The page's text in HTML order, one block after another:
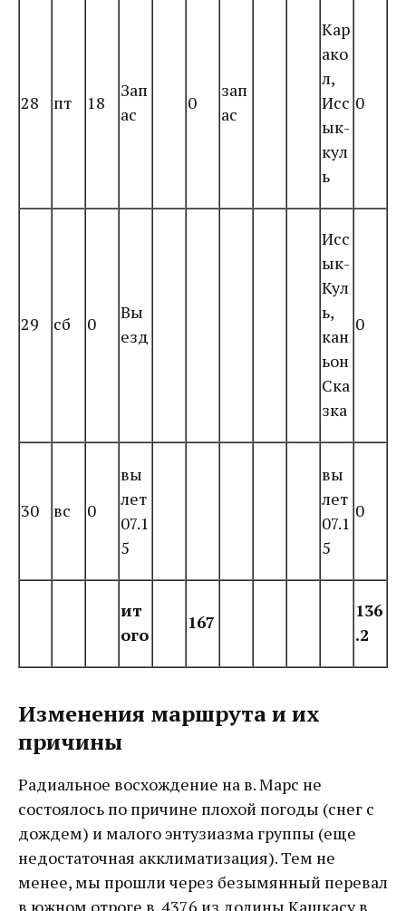
28 пт 18
Зап
ас
0
зап
ас
Кар
ако
л,
Исс
ык-
кул
ь
0
29 сб 0
Вы
езд
Исс
ык-
Кул
ь,
кан
ьон
Ска
зка
0
30 вс 0
вы
лет
07.1
5
вы
лет
07.1
5
0
ит
ого
167
136
.2
Изменения маршрута и их
причины
Радиальное восхождение на в. Марс не
состоялось по причине плохой погоды (снег с
дождем) и малого энтузиазма группы (еще
недостаточная акклиматизация). Тем не
менее, мы прошли через безымянный перевал
в южном отроге в. 4376 из долины Кашкасу в